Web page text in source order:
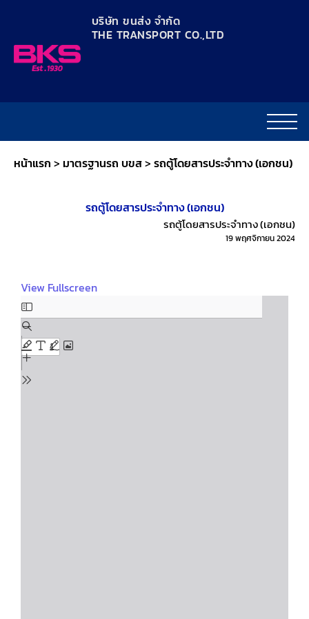
บริษัท ขนส่ง จำกัด
THE TRANSPORT CO.,LTD​
หน้าแรก > มาตรฐานรถ บขส> รถตู้โดยสารประจำทาง (เอกชน)
รถตู้โดยสารประจำทาง (เอกชน)
รถตู้โดยสารประจำทาง (เอกชน)
19 พฤศจิกายน 2024
View Fullscreen